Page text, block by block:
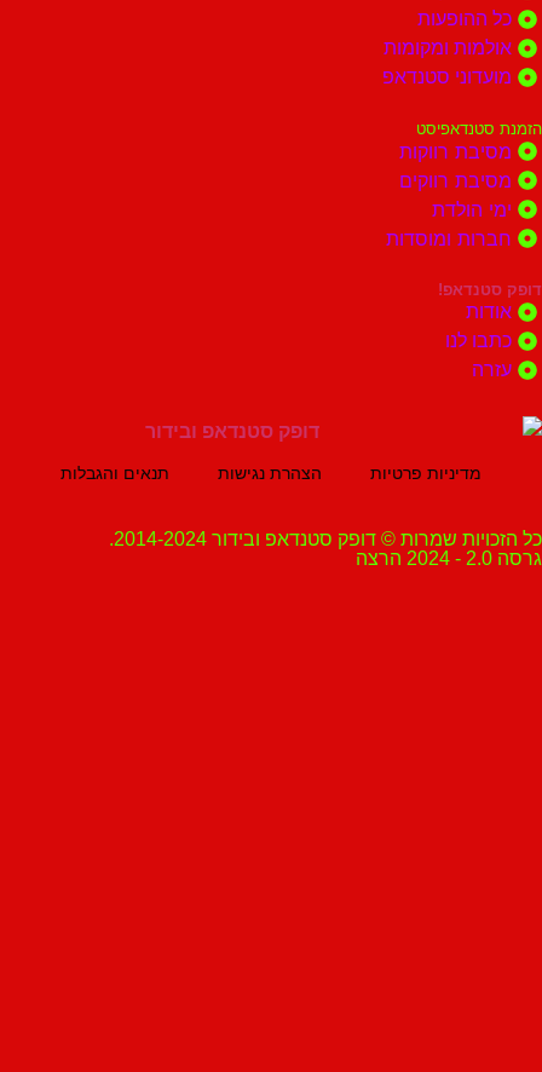
ומקומות
סטנדאפ
רווקות
רווקים
ומוסדות
לנו
מדיניות פרטיות הצהרת נגישות תנאים והגבלות
שמרות © דופק סטנדאפ ובידור 2014-2024.